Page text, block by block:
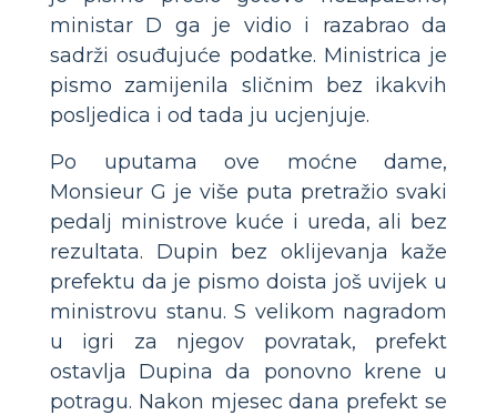
ministar D ga je vidio i razabrao da
sadrži osuđujuće podatke. Ministrica je
pismo zamijenila sličnim bez ikakvih
posljedica i od tada ju ucjenjuje.
Po uputama ove moćne dame,
Monsieur G je više puta pretražio svaki
pedalj ministrove kuće i ureda, ali bez
rezultata. Dupin bez oklijevanja kaže
prefektu da je pismo doista još uvijek u
ministrovu stanu. S velikom nagradom
u igri za njegov povratak, prefekt
ostavlja Dupina da ponovno krene u
potragu. Nakon mjesec dana prefekt se